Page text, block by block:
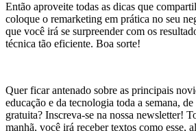
Então aproveite todas as dicas que
coloque o remarketing em prática no seu
que você irá se surpreender com os
técnica tão eficiente. Boa sorte!
Quer ficar antenado sobre as principais
educação e da tecnologia toda a semana,
gratuita? Inscreva-se na nossa newsletter!
manhã, você irá receber textos como esse,